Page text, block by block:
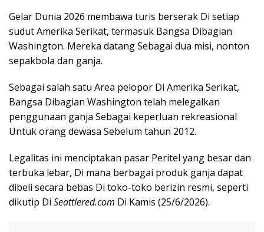
Gelar Dunia 2026 membawa turis berserak Di setiap
sudut Amerika Serikat, termasuk Bangsa Dibagian
Washington. Mereka datang Sebagai dua misi, nonton
sepakbola dan ganja.
Sebagai salah satu Area pelopor Di Amerika Serikat,
Bangsa Dibagian Washington telah melegalkan
penggunaan ganja Sebagai keperluan rekreasional
Untuk orang dewasa Sebelum tahun 2012.
Legalitas ini menciptakan pasar Peritel yang besar dan
terbuka lebar, Di mana berbagai produk ganja dapat
dibeli secara bebas Di toko-toko berizin resmi, seperti
dikutip Di Seattlered.com Di Kamis (25/6/2026).